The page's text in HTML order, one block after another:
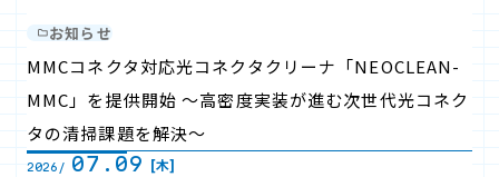
お知らせ
MMCコネクタ対応光コネクタクリーナ「NEOCLEAN-
MMC」を提供開始 ～高密度実装が進む次世代光コネク
タの清掃課題を解決～
2026/ 07.09 [木]